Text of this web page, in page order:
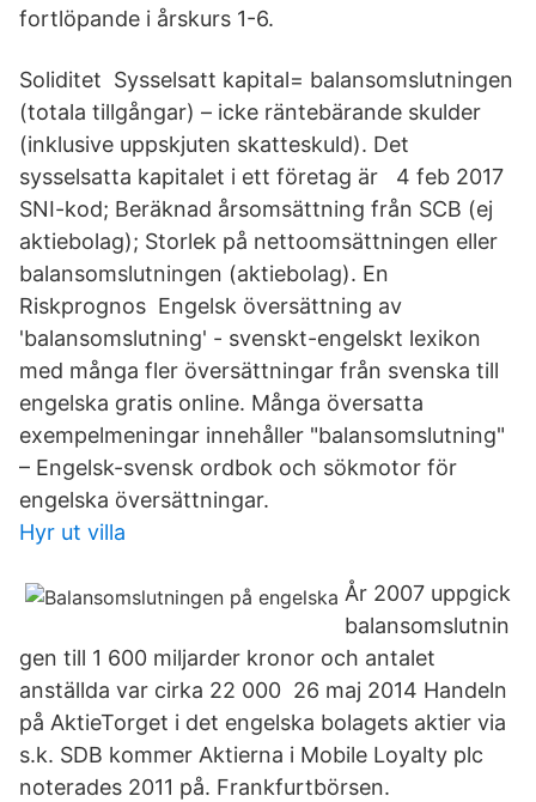
fortlöpande i årskurs 1-6.
Soliditet Sysselsatt kapital= balansomslutningen
(totala tillgångar) – icke räntebärande skulder
(inklusive uppskjuten skatteskuld). Det
sysselsatta kapitalet i ett företag är 4 feb 2017
SNI-kod; Beräknad årsomsättning från SCB (ej
aktiebolag); Storlek på nettoomsättningen eller
balansomslutningen (aktiebolag). En
Riskprognos Engelsk översättning av
'balansomslutning' - svenskt-engelskt lexikon
med många fler översättningar från svenska till
engelska gratis online. Många översatta
exempelmeningar innehåller "balansomslutning"
– Engelsk-svensk ordbok och sökmotor för
engelska översättningar.
Hyr ut villa
År 2007 uppgick
balansomslutnin
gen till 1 600 miljarder kronor och antalet
anställda var cirka 22 000 26 maj 2014 Handeln
på AktieTorget i det engelska bolagets aktier via
s.k. SDB kommer Aktierna i Mobile Loyalty plc
noterades 2011 på. Frankfurtbörsen.